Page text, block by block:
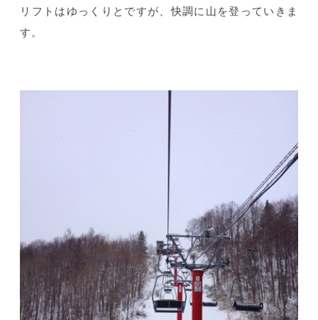
リフトはゆっくりとですが、快調に山を登っていきま
す。